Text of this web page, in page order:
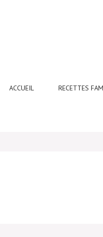
ACCUEIL RECETTES